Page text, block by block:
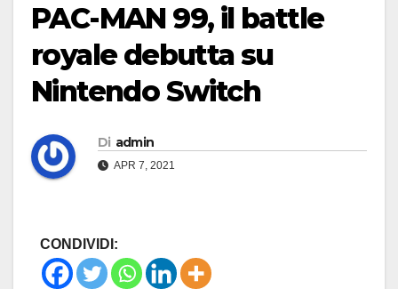
PAC-MAN 99, il battle
royale debutta su
Nintendo Switch
Di admin
APR 7, 2021
CONDIVIDI: